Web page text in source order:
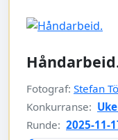
Fotograf: Stefan
Konkurranse:
Runde: 2025-11-